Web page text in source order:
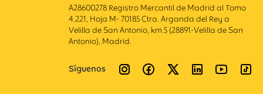
A28600278 Registro Mercantil de Madrid al Tomo
4.221, Hoja M- 70185 Ctra. Arganda del Rey a
Velilla de San Antonio, km.5 (28891-Velilla de San
Antonio), Madrid.
Síguenos